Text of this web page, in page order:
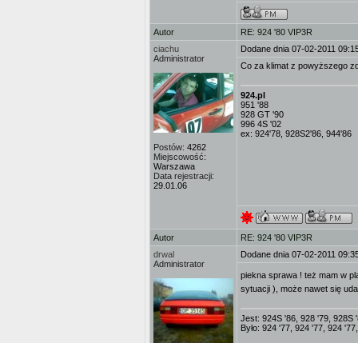
Autor
RE: 924 '80 VIP3R
ciachu
Administrator
Postów: 4262
Miejscowość:
Warszawa
Data rejestracji:
29.01.06
Dodane dnia 07-02-2011
Co za klimat z powyższego
924.pl
951 '88
928 GT '90
996 4S '02
ex: 924'78, 928S2'86, 944'86
Autor
RE: 924 '80 VIP3R
drwal
Administrator
Dodane dnia 07-02-2011
piekna sprawa ! też mam w
sytuacji ), może nawet się
Jest: 924S '86, 928 '79, 928S
Było: 924 '77, 924 '77, 924